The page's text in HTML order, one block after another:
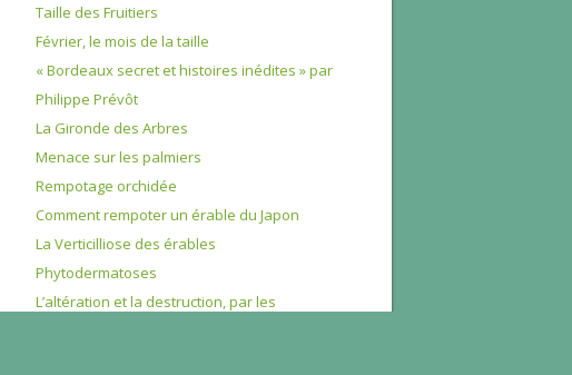
Taille des Fruitiers
Février, le mois de la taille
« Bordeaux secret et histoires inédites » par
Philippe Prévôt
La Gironde des Arbres
Menace sur les palmiers
Rempotage orchidée
Comment rempoter un érable du Japon
La Verticilliose des érables
Phytodermatoses
L’altération et la destruction, par les